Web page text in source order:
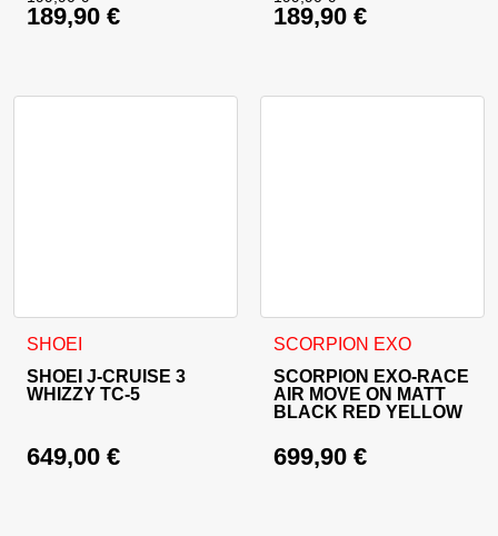
Izvirna cena je bila: 199,90 €.
189,90 €
Izvirna cena je bila:
189,90 €
SHOEI
SHOEI J-CRUISE 3
WHIZZY TC-5
649,00 €
Ta izdelek ima več različic. Možnosti lahko izberete na
SCORPION EXO
SCORPION EXO-RACE
AIR MOVE ON MATT
BLACK RED YELLOW
699,90 €
Ta izdelek ima več različic.